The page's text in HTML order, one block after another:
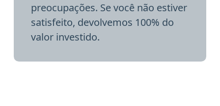
preocupações. Se você não estiver
satisfeito, devolvemos 100% do
valor investido.